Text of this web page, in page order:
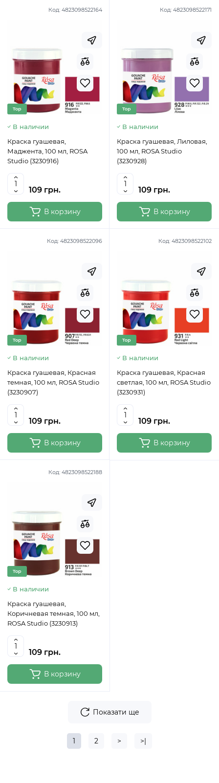
Код: 4823098522164
Top
В наличии
Краска гуашевая,
Маджента, 100 мл, ROSA
Studio (3230916)
109 грн.
В корзину
Код: 4823098522171
Top
В наличии
Краска гуашевая, Лиловая,
100 мл, ROSA Studio
(3230928)
109 грн.
В корзину
Код: 4823098522096
Top
В наличии
Краска гуашевая, Красная
темная, 100 мл, ROSA Studio
(3230907)
109 грн.
В корзину
Код: 4823098522102
Top
В наличии
Краска гуашевая, Красная
светлая, 100 мл, ROSA Studio
(3230931)
109 грн.
В корзину
Код: 4823098522188
Top
В наличии
Краска гуашевая,
Коричневая темная, 100 мл,
ROSA Studio (3230913)
109 грн.
В корзину
Показати ще
1 2 > >|